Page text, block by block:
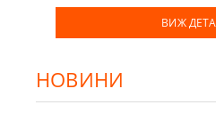
ВИЖ
НОВИНИ